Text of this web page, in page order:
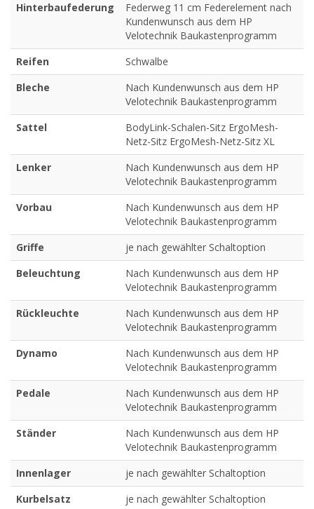
Hinterbaufederung
Federweg 11 cm Federelement nach
Kundenwunsch aus dem HP
Velotechnik Baukastenprogramm
Reifen
Schwalbe
Bleche
Nach Kundenwunsch aus dem HP
Velotechnik Baukastenprogramm
Sattel
BodyLink-Schalen-Sitz ErgoMesh-
Netz-Sitz ErgoMesh-Netz-Sitz XL
Lenker
Nach Kundenwunsch aus dem HP
Velotechnik Baukastenprogramm
Vorbau
Nach Kundenwunsch aus dem HP
Velotechnik Baukastenprogramm
Griffe
je nach gewählter Schaltoption
Beleuchtung
Nach Kundenwunsch aus dem HP
Velotechnik Baukastenprogramm
Rückleuchte
Nach Kundenwunsch aus dem HP
Velotechnik Baukastenprogramm
Dynamo
Nach Kundenwunsch aus dem HP
Velotechnik Baukastenprogramm
Pedale
Nach Kundenwunsch aus dem HP
Velotechnik Baukastenprogramm
Ständer
Nach Kundenwunsch aus dem HP
Velotechnik Baukastenprogramm
Innenlager
je nach gewählter Schaltoption
Kurbelsatz
je nach gewählter Schaltoption